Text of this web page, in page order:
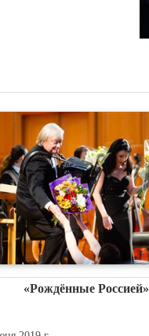
«Рождённые Россией»